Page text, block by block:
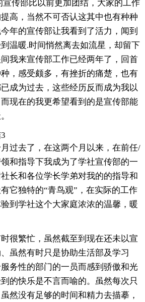
宣传部比以前更加团结，大家的工作
高，当然不可否认这其中也有种种
年的宣传部让我看到了活力，闻到
温暖.时间悄然离去如流星，却留下
我来宣传部工作已经两年了，回首
，感受颇多，有挫折的痛楚，也有
成为过去，这些经历反而成为我以
现在的我更希望看到的是宣传部能
过去了，在这两个月以来，在前任/
和指导下我成为了学社宣传部的一
长和各位学长学弟对我的的指导和
它独特的“青鸟观”，在实际的工作
到学社这个大家庭浓浓的温馨，暖
很繁忙，虽然截至到现在还未以宣
虽然有时只是协助生活部及学习
务性的部门的一员而感到骄傲和光
的快乐是不言而喻的。虽然每次只
然没有足够的时间和精力去描摹，